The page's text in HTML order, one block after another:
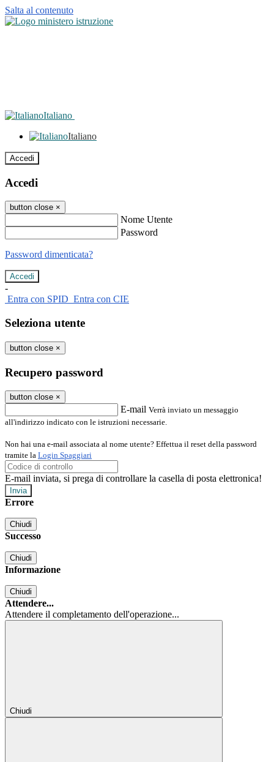
Salta al contenuto
Italiano
Italiano
Accedi
Accedi
button close ×
Nome Utente
Password
Password dimenticata?
-
Entra con SPID Entra con CIE
Seleziona utente
button close ×
Recupero password
button close ×
E-mail Verrà inviato un messaggio
all'indirizzo indicato con le istruzioni necessarie.
Non hai una e-mail associata al nome utente? Effettua il reset della password
tramite la Login Spaggiari
E-mail inviata, si prega di controllare la casella di posta elettronica!
Errore
Chiudi
Successo
Chiudi
Informazione
Chiudi
Attendere...
Attendere il completamento dell'operazione...
Chiudi